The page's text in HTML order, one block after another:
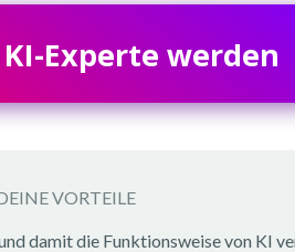
Experte werden
VORTEILE
damit die Funktionsweise von KI